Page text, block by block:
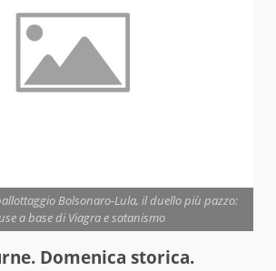
Bolsonaro-Lula, il duello più pazzo:
a base di Viagra e satanismo
Domenica storica.